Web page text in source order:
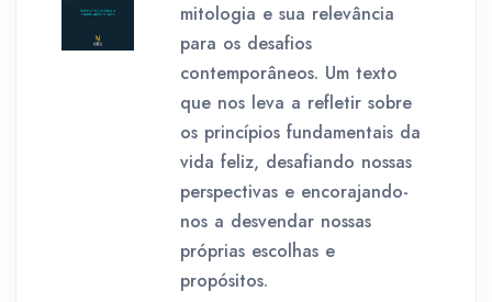
mitologia e sua relevância
para os desafios
contemporâneos. Um texto
que nos leva a refletir sobre
os princípios fundamentais da
vida feliz, desafiando nossas
perspectivas e encorajando-
nos a desvendar nossas
próprias escolhas e
propósitos.